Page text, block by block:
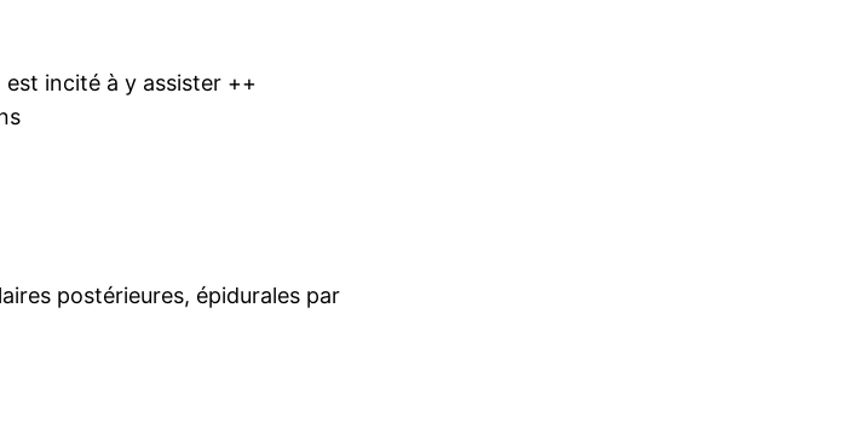
incité à y assister ++
postérieures, épidurales par